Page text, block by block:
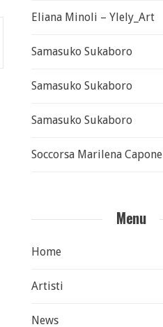
Eliana Minoli – Ylely_Art
Samasuko Sukaboro
Samasuko Sukaboro
Samasuko Sukaboro
Soccorsa Marilena Capone
Menu
Home
Artisti
News